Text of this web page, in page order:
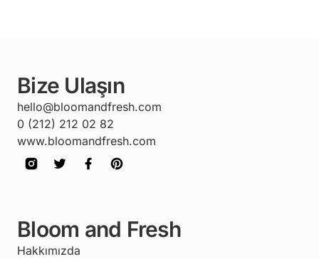
Bize Ulaşın
hello@bloomandfresh.com
0 (212) 212 02 82
www.bloomandfresh.com
Bloom and Fresh
Hakkımızda